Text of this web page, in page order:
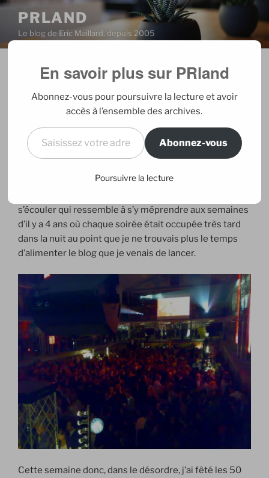
Aller
contenu
principal
PRLAND
Le blog de Eric Maillard, depuis 2005
PUBLIÉ
03/10/2009PARERIC
Les affaires reprennent
mois qu’on vient de s’envoyer. En vrai, on a tous morflé,
certains plus que d’autres (pensée émue pour mes
pour ceux que se demandent, ça va bien là, merci). Plus
s’écouler qui ressemble à s’y méprendre aux semaines
d’il y a 4 ans où chaque soirée était occupée très tard
dans la nuit au point que je ne trouvais plus le temps
d’alimenter le blog que je venais de lancer.
Cette semaine donc, dans le désordre, j’ai fêté les 50
En savoir plus sur PRland
Abonnez-vous pour poursuivre la lecture et avoir
accès à l’ensemble des archives.
Saisissez votre adresse e-mail…
Abonnez-vous
Poursuivre la lecture